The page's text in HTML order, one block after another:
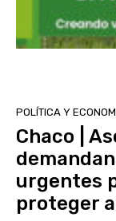
POLÍTICA Y
Chaco |
urgentes
proteger